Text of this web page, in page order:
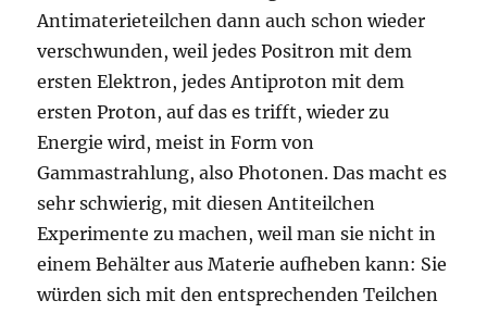
Antimaterieteilchen dann auch schon wieder
verschwunden, weil jedes Positron mit dem
ersten Elektron, jedes Antiproton mit dem
ersten Proton, auf das es trifft, wieder zu
Energie wird, meist in Form von
Gammastrahlung, also Photonen. Das macht es
sehr schwierig, mit diesen Antiteilchen
Experimente zu machen, weil man sie nicht in
einem Behälter aus Materie aufheben kann: Sie
würden sich mit den entsprechenden Teilchen